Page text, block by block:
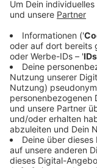
um VHS,
mit W-LAN
Stolberger
W-LAN sei
Standortfaktor
Gastronomie.
Veröffentlicht:
Anzeige